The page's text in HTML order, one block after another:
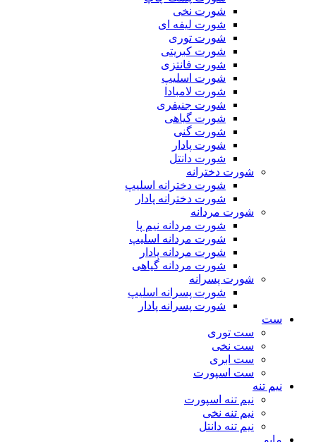
شورت نخی
شورت لیفه ای
شورت توری
شورت کبریتی
شورت فانتزی
شورت اسلیپ
شورت لامبادا
شورت جنیفری
شورت گیاهی
شورت گنی
شورت پادار
شورت دانتل
شورت دخترانه
شورت دخترانه اسلیپ
شورت دخترانه پادار
شورت مردانه
شورت مردانه نیم پا
شورت مردانه اسلیپ
شورت مردانه پادار
شورت مردانه گیاهی
شورت پسرانه
شورت پسرانه اسلیپ
شورت پسرانه پادار
ست
ست توری
ست نخی
ست ابری
ست اسپورت
نیم تنه
نیم تنه اسپورت
نیم تنه نخی
نیم تنه دانتل
مایو